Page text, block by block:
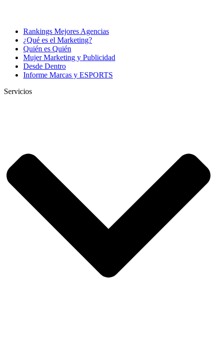
Rankings Mejores Agencias
¿Qué es el Marketing?
Quién es Quién
Mujer Marketing y Publicidad
Desde Dentro
Informe Marcas y ESPORTS
Servicios